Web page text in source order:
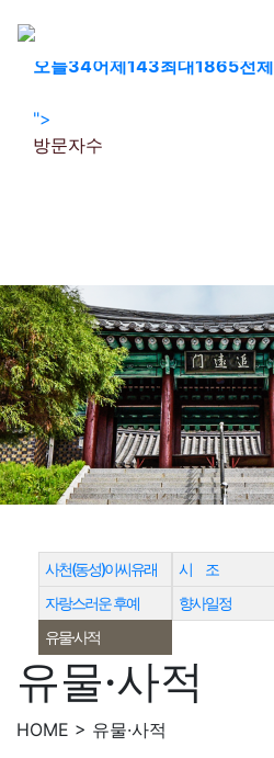
로그인
오늘34어제143최대1865전체
">
방문자수
사천(동성)이씨유래 시 조
자랑스러운 후예
향사일정
유물·사적
유물·사적
HOME > 유물·사적